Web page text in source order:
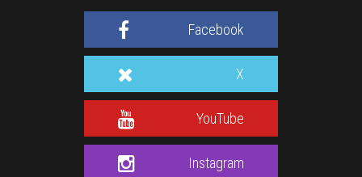
Facebook
X
YouTube
Instagram